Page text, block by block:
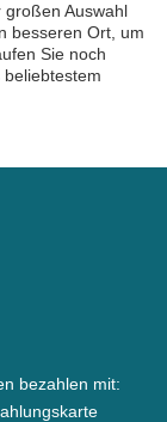
großen Auswahl
besseren Ort, um
Sie noch
bezahlen mit: